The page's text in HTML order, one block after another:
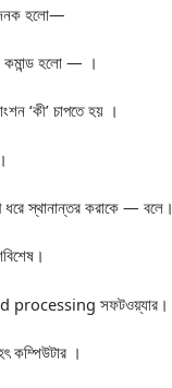
জনক হলো—
হলো — ।
‘কী’ চাপতে হয় ।
ধরে স্থানান্তর করাকে — বলে।
processing সফটওয়্যার।
কম্পিউটার ।